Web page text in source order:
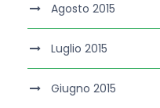
Agosto 2015
Luglio 2015
Giugno 2015